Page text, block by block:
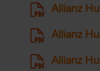
Allianz
Allianz
Allianz